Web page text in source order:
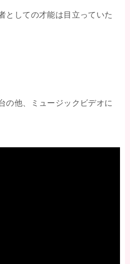
としての才能は目立っていた
の他、ミュージックビデオに